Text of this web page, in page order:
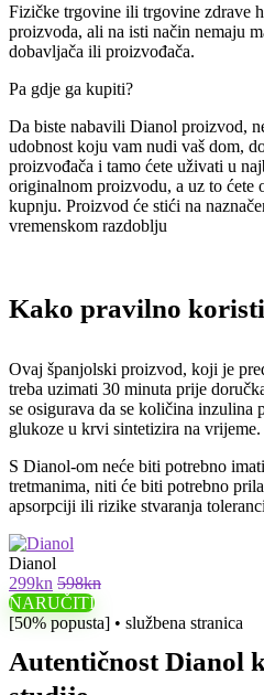
Fizičke trgovine ili trgovine zdrave
proizvoda, ali na isti način nemaju
dobavljača ili proizvođača.
Pa gdje ga kupiti?
Da biste nabavili Dianol proizvod,
udobnost koju vam nudi vaš dom,
proizvođača i tamo ćete uživati ​​u
originalnom proizvodu, a uz to ćete
kupnju. Proizvod će stići na
vremenskom razdoblju
Kako pravilno
Ovaj španjolski proizvod, koji je
treba uzimati 30 minuta prije
se osigurava da se količina inzulina
glukoze u krvi sintetizira na vrijeme.
S Dianol-om neće biti potrebno
tretmanima, niti će biti potrebno
apsorpciji ili rizike stvaranja
Dianol
299kn 598kn
NARUČITI
[50% popusta] • službena stranica
Autentičnost Dianol